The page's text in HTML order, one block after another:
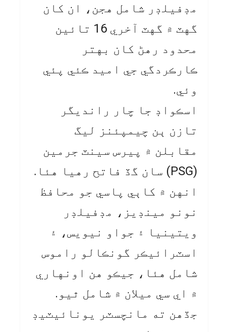
مڊفيلڊر شامل هجن، ان کان
گهٽ ۾ گهٽ آخري 16 تائين
محدود رهڻ کان بهتر
ڪارڪردگي جي اميد ڪئي پئي
وئي.
اسڪواڊ جا چار رانديگر
تازن ٻن چيمپئنز ليگ
مقابلن ۾ پيرس سينٽ جرمين
(PSG) سان گڏ فاتح رهيا هئا.
انهن ۾ کاٻي پاسي جو محافظ
نونو مينڊيز، مڊفيلڊر
ويتينيا ۽ جواو نيويس، ۽
اسٽرائيڪر گونڪالو راموس
شامل هئا، جيڪو هن اونهاري
۾ اي سي ميلان ۾ شامل ٿيو.
جڏهن ته مانچسٽر يونائيٽيڊ